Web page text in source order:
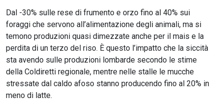
Dal -30% sulle rese di frumento e orzo fino al 40% sui
foraggi che servono all’alimentazione degli animali, ma si
temono produzioni quasi dimezzate anche per il mais e la
perdita di un terzo del riso. È questo l’impatto che la siccità
sta avendo sulle produzioni lombarde secondo le stime
della Coldiretti regionale, mentre nelle stalle le mucche
stressate dal caldo afoso stanno producendo fino al 20% in
meno di latte.